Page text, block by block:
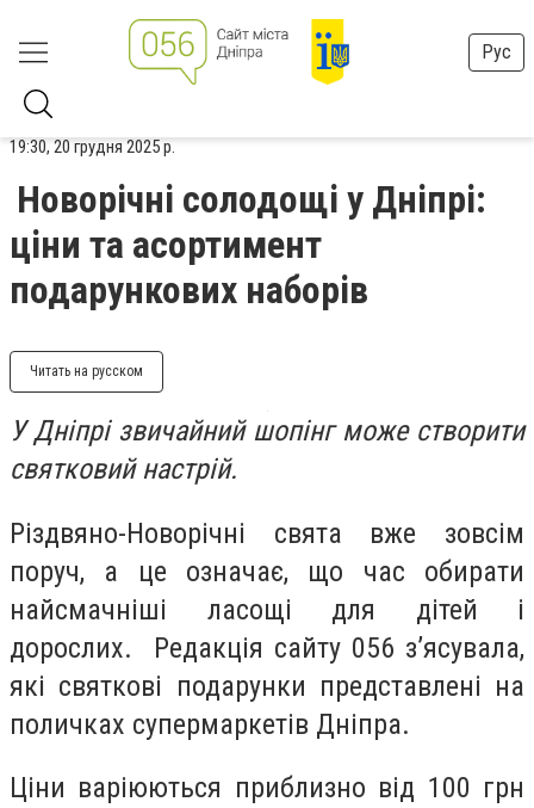
Рус
19:30, 20 грудня 2025 р.
Новорічні солодощі у Дніпрі:
ціни та асортимент
подарункових наборів
Читать на русском
У Дніпрі звичайний шопінг може створити
святковий настрій.
Різдвяно-Новорічні свята вже зовсім
поруч, а це означає, що час обирати
найсмачніші ласощі для дітей і
дорослих. Редакція сайту 056 з’ясувала,
які святкові подарунки представлені на
поличках супермаркетів Дніпра.
Ціни варіюються приблизно від 100 грн